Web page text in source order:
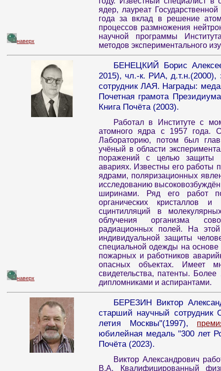
ядер, лауреат
года за вклад в решение
процессов размножения
научной программы
методов экспериментального
наверх
БЕНЕЦКИЙ Борис
2015), чл.-к. РИА,
сотрудник ЛАЯ. Награды:
Почетная грамота
Книга Почёта (2003).
Работал в Институте с
атомного ядра с 1957 года.
Лабораторию, потом был
учёный в области
поражений с целью защиты
авариях. Известны его работы
ядрами, поляризационных
исследованию
ширинами. Ряд его работ
органических кристаллов и
сцинтилляций в
облучения организма
радиационных полей. На
индивидуальной защиты
специальной одежды на
пожарных и работников
опасных объектах. Имеет
свидетельства, патенты.
дипломниками и аспирантами.
наверх
БЕРЕЗИН Виктор
старший научный
летия Москвы"(1997),
юбилейная медаль "300 лет
Почёта (2023).
Виктор Александрович
В.А. Квалифицированный